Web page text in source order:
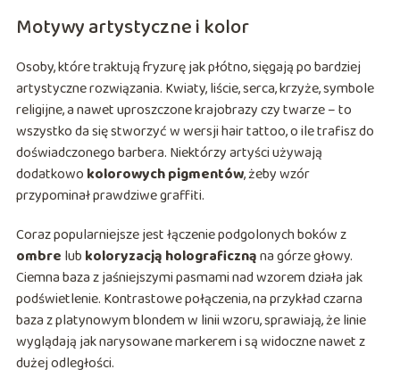
Motywy artystyczne i kolor
Osoby, które traktują fryzurę jak płótno, sięgają po bardziej
artystyczne rozwiązania. Kwiaty, liście, serca, krzyże, symbole
religijne, a nawet uproszczone krajobrazy czy twarze – to
wszystko da się stworzyć w wersji hair tattoo, o ile trafisz do
doświadczonego barbera. Niektórzy artyści używają
dodatkowo kolorowych pigmentów, żeby wzór
przypominał prawdziwe graffiti.
Coraz popularniejsze jest łączenie podgolonych boków z
ombre lub koloryzacją holograficznąna górze głowy.
Ciemna baza z jaśniejszymi pasmami nad wzorem działa jak
podświetlenie. Kontrastowe połączenia, na przykład czarna
baza z platynowym blondem w linii wzoru, sprawiają, że linie
wyglądają jak narysowane markerem i są widoczne nawet z
dużej odległości.